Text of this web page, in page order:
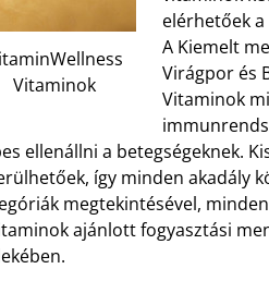
Vitaminok
elérhetőek
A Kiemelt
Virágpor és
Vitaminok
ellenállni a betegségeknek.
így minden akadály
megtekintésével,
ajánlott fogyasztási